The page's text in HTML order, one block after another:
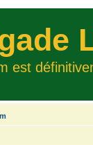
est